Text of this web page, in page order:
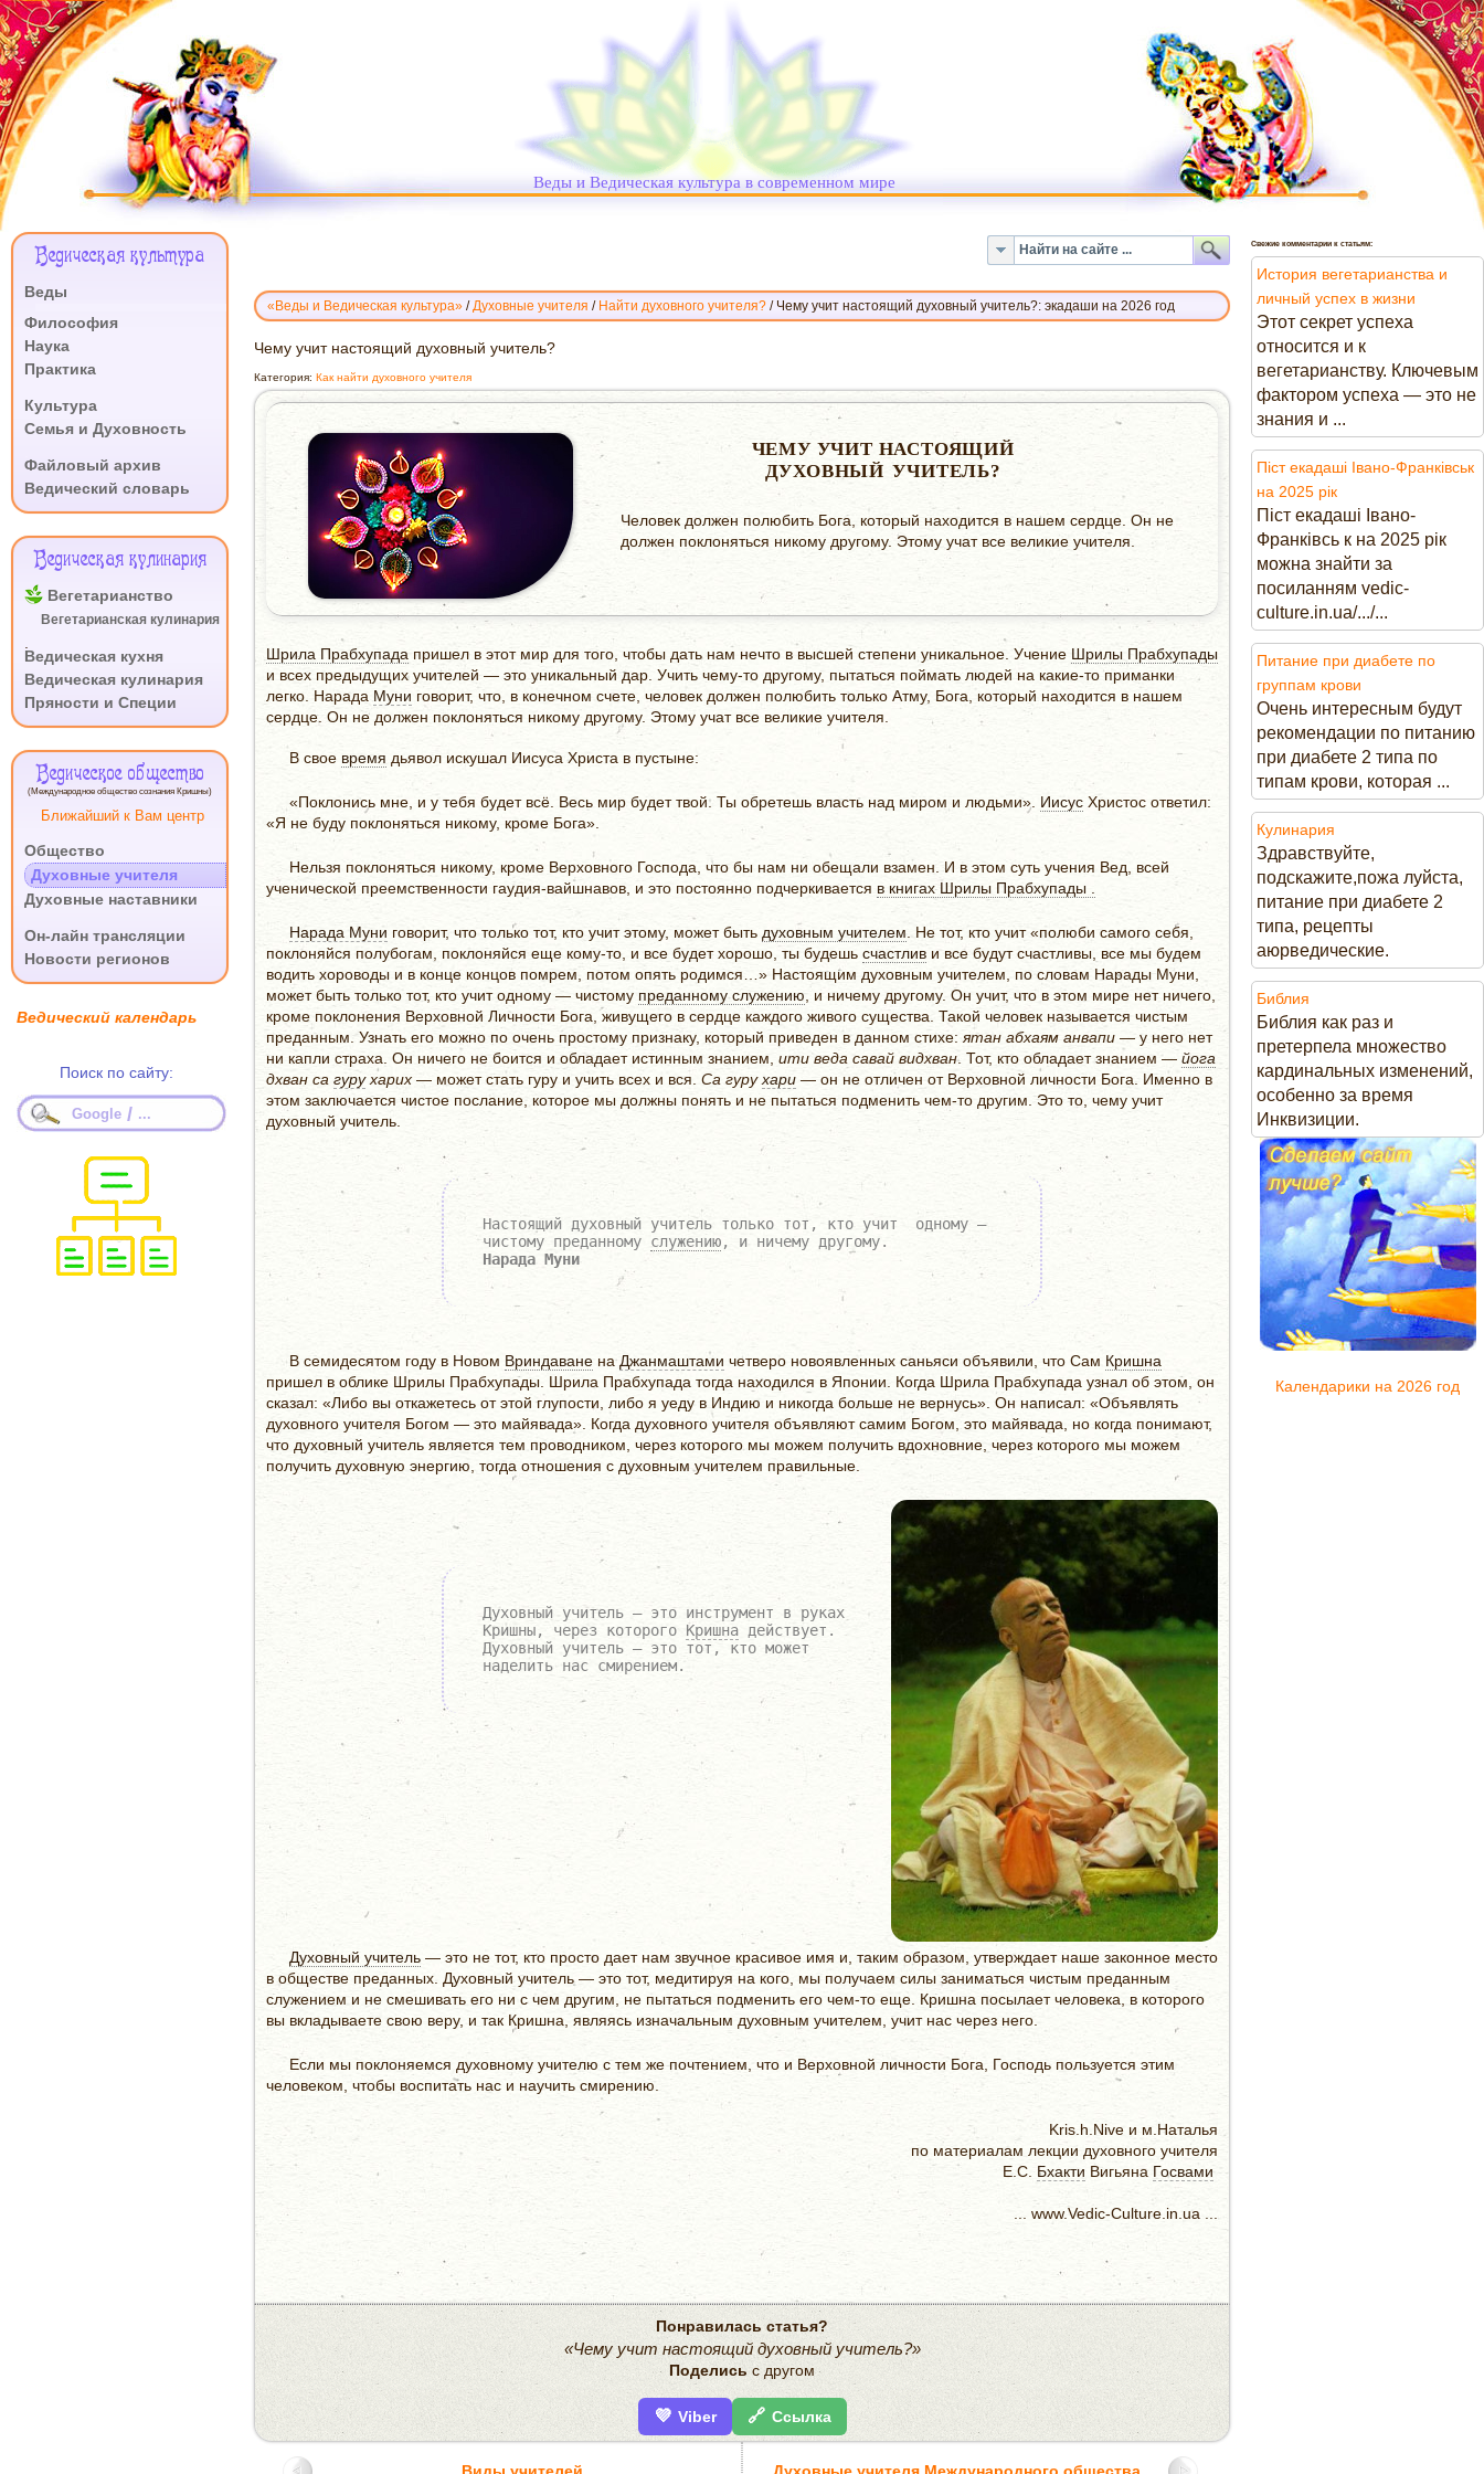
Веды и Ведическая культура в современном мире
«Веды и Ведическая культура» /Духовные учителя / Найти духовного учителя? / Чему учит настоящий духовный учитель?: экадаши на 2026 год
ЧЕМУ
УЧИТ
НАСТОЯЩИЙ
ДУХОВНЫЙ
УЧИТЕЛЬ?
Чему учит настоящий духовный учитель?
Категория: Как найти духовного учителя
ЧЕМУ УЧИТ НАСТОЯЩИЙ
ДУХОВНЫЙ УЧИТЕЛЬ?
Человек должен полюбить Бога, который находится в нашем сердце. Он не
должен поклоняться никому другому. Этому учат все великие учителя.
Шрила Прабхупада пришел в этот мир для того, чтобы дать нам нечто в высшей степени уникальное. Учение Шрилы Прабхупады
и всех предыдущих учителей — это уникальный дар. Учить чему-то другому, пытаться поймать людей на какие-то приманки
легко. Нарада Муни говорит, что, в конечном счете, человек должен полюбить только Атму, Бога, который находится в нашем
сердце. Он не должен поклоняться никому другому. Этому учат все великие учителя.
В свое время дьявол искушал Иисуса Христа в пустыне:
«Поклонись мне, и у тебя будет всё. Весь мир будет твой. Ты обретешь власть над миром и людьми». Иисус Христос ответил:
«Я не буду поклоняться никому, кроме Бога».
Нельзя поклоняться никому, кроме Верховного Господа, что бы нам ни обещали взамен. И в этом суть учения Вед, всей
ученической преемственности гаудия-вайшнавов, и это постоянно подчеркивается в книгах Шрилы Прабхупады .
Нарада Муни говорит, что только тот, кто учит этому, может быть духовным учителем . Не тот, кто учит «полюби самого себя,
поклоняйся полубогам, поклоняйся еще кому-то, и все будет хорошо, ты будешь счастлив и все будут счастливы, все мы будем
водить хороводы и в конце концов помрем, потом опять родимся…» Настоящим духовным учителем, по словам Нарады Муни,
может быть только тот, кто учит одному — чистому преданному служению , и ничему другому. Он учит, что в этом мире нет ничего,
кроме поклонения Верховной Личности Бога, живущего в сердце каждого живого существа. Такой человек называется чистым
преданным. Узнать его можно по очень простому признаку, который приведен в данном стихе: ятан абхаям анвапи — у него нет
ни капли страха. Он ничего не боится и обладает истинным знанием, ити веда савай видхван. Тот, кто обладает знанием — йога
дхван са гурухарих— может стать гуру и учить всех и вся. Са гурухари — он не отличен от Верховной личности Бога. Именно в
этом заключается чистое послание, которое мы должны понять и не пытаться подменить чем-то другим. Это то, чему учит
духовный учитель.
Настоящий духовный учитель только тот, кто учит одному —
чистому преданному служению, и ничему другому.
Нарада Муни
В семидесятом году в Новом Вриндаване наДжанмаштами четверо новоявленных саньяси объявили, что Сам Кришна
пришел в облике Шрилы Прабхупады. Шрила Прабхупада тогда находился в Японии. Когда Шрила Прабхупада узнал об этом, он
сказал: «Либо вы откажетесь от этой глупости, либо я уеду в Индию и никогда больше не вернусь». Он написал: «Объявлять
духовного учителя Богом — это майявада». Когда духовного учителя объявляют самим Богом, это майявада, но когда понимают,
что духовный учитель является тем проводником, через которого мы можем получить вдохновние, через которого мы можем
получить духовную энергию, тогда отношения с духовным учителем правильные.
Духовный учитель — это инструмент в руках
Кришны, через которого Кришна действует.
Духовный учитель — это тот, кто может
наделить нас смирением.
Духовный учитель — это не тот, кто просто дает нам звучное красивое имя и, таким образом, утверждает наше законное место
в обществе преданных. Духовный учитель — это тот, медитируя на кого, мы получаем силы заниматься чистым преданным
служением и не смешивать его ни с чем другим, не пытаться подменить его чем-то еще. Кришна посылает человека, в которого
вы вкладываете свою веру, и так Кришна, являясь изначальным духовным учителем, учит нас через него.
Если мы поклоняемся духовному учителю с тем же почтением, что и Верховной личности Бога, Господь пользуется этим
человеком, чтобы воспитать нас и научить смирению.
Kris.h.Nive и м.Наталья
по материалам лекции духовного учителя
Е.С. Бхакти Вигьяна Госвами
... www.Vedic-Culture.in.ua ...
Понравилась статья?
«Чему учит настоящий духовный учитель?»
Поделись с другом
💜 Viber 🔗 Ссылка
Меню
Ведическая культура
Веды
Философия
Наука
Практика
Культура
Семья и Духовность
Файловый архив
Ведический словарь
Ведическая кулинария
Вегетарианство
Вегетарианская кулинария
Ведическая кухня
Ведическая кулинария
Пряности и Специи
Ведическое общество
(Международное общество сознания Кришны)
Ближайший к Вам центр
Общество
Духовные учителя
Духовные наставники
Он-лайн трансляции
Новости регионов
Ведический календарь
Поиск по сайту:
Google / ...
Свежие комментарии к статьям:
История вегетарианства и
личный успех в жизни
Этот секрет успеха
относится и к
вегетарианству. Ключевым
фактором успеха — это не
знания и ...
Піст екадаші Івано-Франківськ
на 2025 рік
Піст екадаші Івано-
Франківсь к на 2025 рік
можна знайти за
посиланням vedic-
culture.in.ua/.../...
Питание при диабете по
группам крови
Очень интересным будут
рекомендации по питанию
при диабете 2 типа по
типам крови, которая ...
Кулинария
Здравствуйте,
подскажите,пожа луйста,
питание при диабете 2
типа, рецепты
аюрведические.
Библия
Библия как раз и
претерпела множество
кардинальных изменений,
особенно за время
Инквизиции.
Календарики на 2026 год